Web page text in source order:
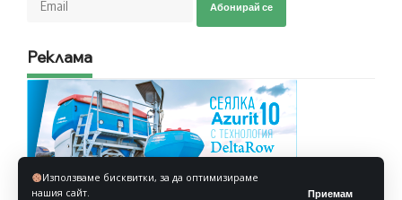
Използваме бисквитки, за да оптимизираме
нашия сайт.
Приемам
Абонирай се
Реклама